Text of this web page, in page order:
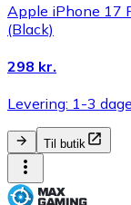
Apple iPhone 17
(Black)
298 kr.
Levering: 1-3 dage
Til butik